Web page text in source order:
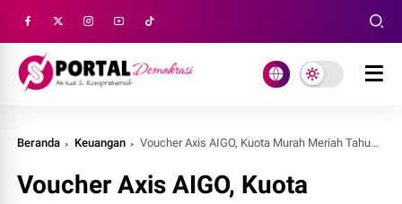
Beranda Keuangan Voucher Axis AIGO, Kuota Murah Meriah Tahun 2026
Voucher Axis AIGO, Kuota